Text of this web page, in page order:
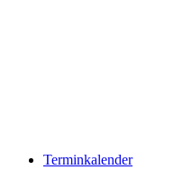
Terminkalender